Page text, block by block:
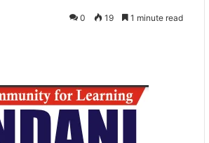
0 19 1 minute read